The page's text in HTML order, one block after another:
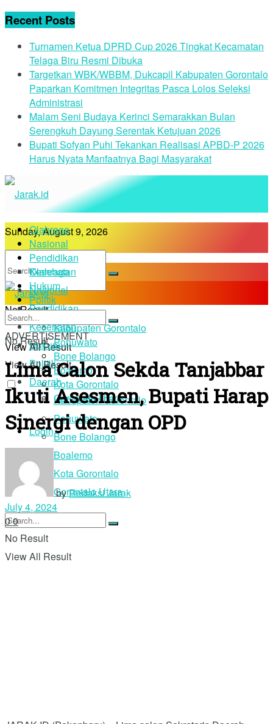
Recent Posts
Turnamen Ketua DPRD Cup 2026 Tingkat Kecamatan
Telaga Biru Resmi Dibuka
Targetkan WBK/WBBM, Dukcapil Kabupaten Gorontalo
Paparkan Komitmen Integritas Pasca Lolos Seleksi
Administrasi
Malam Seni Budaya Kerinci Semarakkan Bulan
Serengkuh Dayung Serentak Ketujuan 2026
Bupati Sofyan Puhi Tekankan Realisasi APBD-P 2026
Harus Nyata Manfaatnya Bagi Masyarakat
Sunday, August 9, 2026
No Result
View All Result
Login
Olahraga
Nasional
Pendidikan
Kesehatan
Hukum
Politik
Daerah
Kabupaten Gorontalo
Pohuwato
Bone Bolango
Boalemo
Kota Gorontalo
Gorontalo Utara
Olahraga
Nasional
Pendidikan
Kesehatan
Hukum
Politik
Daerah
Kabupaten Gorontalo
Pohuwato
Bone Bolango
Boalemo
Kota Gorontalo
Gorontalo Utara
No Result
View All Result
No Result
View All Result
ADVERTISEMENT
Lima Calon Sekda Tanjabbar
Ikuti Asesmen, Bupati Harap
Sinergi dengan OPD
byRedaksi Jarak
July 4, 2024
00